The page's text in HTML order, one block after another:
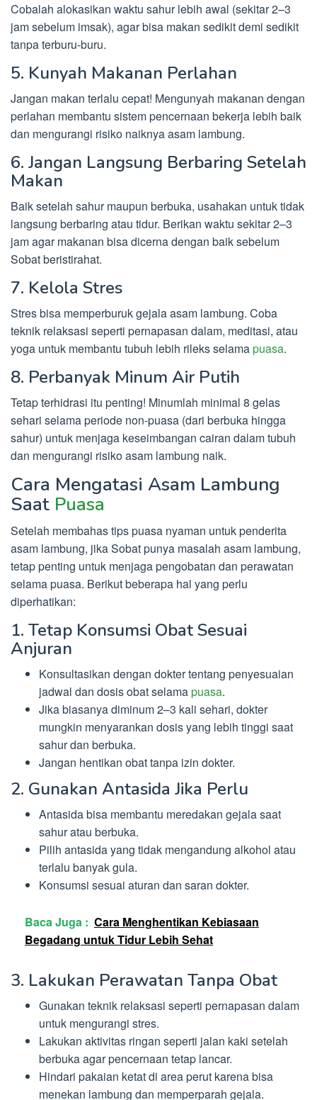
Cobalah alokasikan waktu sahur lebih awal (sekitar 2–3
jam sebelum imsak), agar bisa makan sedikit demi sedikit
tanpa terburu-buru.
5. Kunyah Makanan Perlahan
Jangan makan terlalu cepat! Mengunyah makanan dengan
perlahan membantu sistem pencernaan bekerja lebih baik
dan mengurangi risiko naiknya asam lambung.
6. Jangan Langsung Berbaring Setelah
Makan
Baik setelah sahur maupun berbuka, usahakan untuk tidak
langsung berbaring atau tidur. Berikan waktu sekitar 2–3
jam agar makanan bisa dicerna dengan baik sebelum
Sobat beristirahat.
7. Kelola Stres
Stres bisa memperburuk gejala asam lambung. Coba
teknik relaksasi seperti pernapasan dalam, meditasi, atau
yoga untuk membantu tubuh lebih rileks selamapuasa.
8. Perbanyak Minum Air Putih
Tetap terhidrasi itu penting! Minumlah minimal 8 gelas
sehari selama periode non-puasa (dari berbuka hingga
sahur) untuk menjaga keseimbangan cairan dalam tubuh
dan mengurangi risiko asam lambung naik.
Cara Mengatasi Asam Lambung
Saat Puasa
Setelah membahas tips puasa nyaman untuk penderita
asam lambung, jika Sobat punya masalah asam lambung,
tetap penting untuk menjaga pengobatan dan perawatan
selama puasa. Berikut beberapa hal yang perlu
diperhatikan:
1. Tetap Konsumsi Obat Sesuai
Anjuran
Konsultasikan dengan dokter tentang penyesuaian
jadwal dan dosis obat selamapuasa.
Jika biasanya diminum 2–3 kali sehari, dokter
mungkin menyarankan dosis yang lebih tinggi saat
sahur dan berbuka.
Jangan hentikan obat tanpa izin dokter.
2. Gunakan Antasida Jika Perlu
Antasida bisa membantu meredakan gejala saat
sahur atau berbuka.
Pilih antasida yang tidak mengandung alkohol atau
terlalu banyak gula.
Konsumsi sesuai aturan dan saran dokter.
Baca Juga : Cara Menghentikan Kebiasaan
Begadang untuk Tidur Lebih Sehat
3. Lakukan Perawatan Tanpa Obat
Gunakan teknik relaksasi seperti pernapasan dalam
untuk mengurangi stres.
Lakukan aktivitas ringan seperti jalan kaki setelah
berbuka agar pencernaan tetap lancar.
Hindari pakaian ketat di area perut karena bisa
menekan lambung dan memperparah gejala.